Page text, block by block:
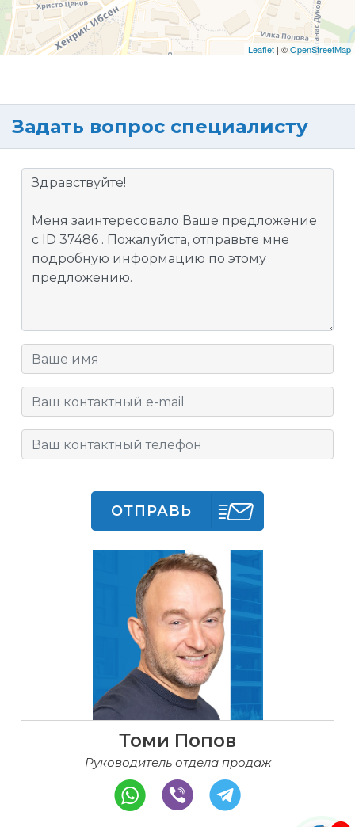
Leaflet | ©OpenStreetMap
Задать вопрос специалисту
ОТПРАВЬ
Томи Попов
Руководитель отдела продаж